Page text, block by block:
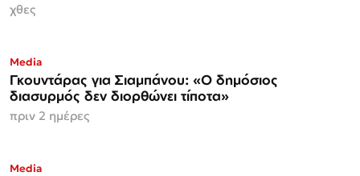
χθες
Media
Γκουντάρας για Σιαμπάνου: «Ο δημόσιος
διασυρμός δεν διορθώνει τίποτα»
πριν 2 ημέρες
Media